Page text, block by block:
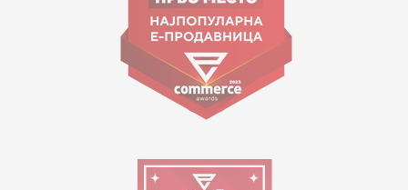
Работно време:
09:00 до 17:00